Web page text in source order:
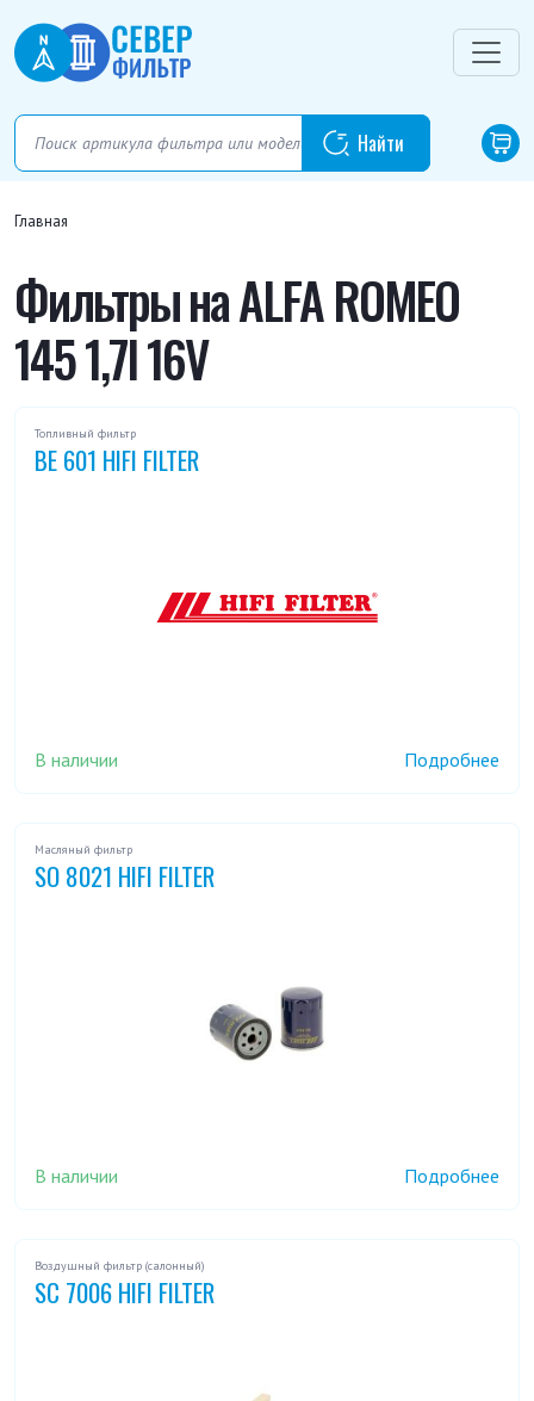
Главная
Фильтры на ALFA ROMEO
145 1,7I 16V
Топливный фильтр
BE 601 HIFI FILTER
В наличии Подробнее
Масляный фильтр
SO 8021 HIFI FILTER
В наличии Подробнее
Воздушный фильтр (салонный)
SC 7006 HIFI FILTER